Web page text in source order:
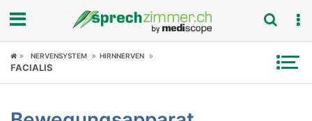
FokusNERVENSYSTEM HIRNNERVEN
FACIALIS